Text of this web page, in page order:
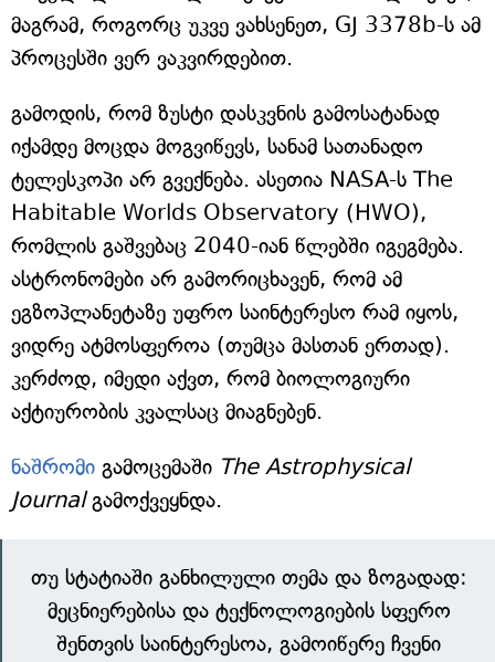
მაგრამ, როგორც უკვე ვახსენეთ, GJ 3378b-ს ამ
პროცესში ვერ ვაკვირდებით.
გამოდის, რომ ზუსტი დასკვნის გამოსატანად
იქამდე მოცდა მოგვიწევს, სანამ სათანადო
ტელესკოპი არ გვექნება. ასეთია NASA-ს The
Habitable Worlds Observatory (HWO),
რომლის გაშვებაც 2040-იან წლებში იგეგმება.
ასტრონომები არ გამორიცხავენ, რომ ამ
ეგზოპლანეტაზე უფრო საინტერესო რამ იყოს,
ვიდრე ატმოსფეროა (თუმცა მასთან ერთად).
კერძოდ, იმედი აქვთ, რომ ბიოლოგიური
აქტიურობის კვალსაც მიაგნებენ.
ნაშრომი გამოცემაში The Astrophysical
Journalგამოქვეყნდა.
თუ სტატიაში განხილული თემა და ზოგადად:
მეცნიერებისა და ტექნოლოგიების სფერო
შენთვის საინტერესოა, გამოიწერე ჩვენი